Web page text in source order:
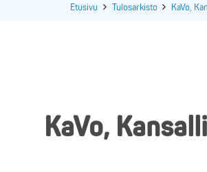
Etusivu Tulosarkisto KaVo,
KaVo,